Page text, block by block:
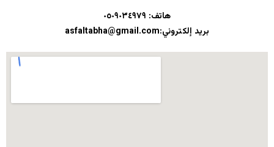
هاتف: ٠٥٠٩٠٣٤٩٧٩
بريد إلكتروني:asfaltabha@gmail.com